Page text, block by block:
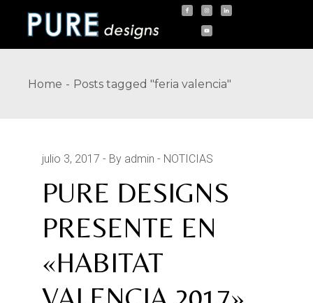
content
Home Posts tagged "feria valencia"
julio 3, 2017 By admin NOTICIAS
PURE DESIGNS
PRESENTE EN
«HABITAT